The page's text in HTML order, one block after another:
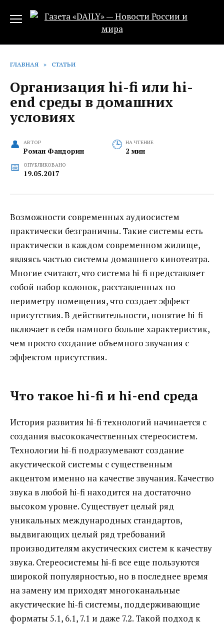
ГЛАВНАЯ » СТАТЬИ
Организация hi-fi или hi-
end среды в домашних
условиях
АВТОР
Роман Фандорин
НА ЧТЕНИЕ
2 мин
ОПУБЛИКОВАНО
19.05.2017
Возможности современных аудиосистем
практически безграничны. Такие системы есть
практически в каждом современном жилище,
являясь частью системы домашнего кинотеатра.
Многие считают, что система hi-fi представляет
собой набор колонок, расставленных по
периметру помещения, что создает эффект
присутствия. В действительности, понятие hi-fi
включает в себя намного больше характеристик,
чем просто создание объемного звучания с
эффектом присутствия.
Что такое hi-fi и hi-end среда
История развития hi-fi технологий начинается с
создания высококачественных стереосистем.
Технологии hi-fi подразумевают создание
акустической системы с существенным
акцентом именно на качестве звучания. Качество
звука в любой hi-fi находится на достаточно
высоком уровне. Существует целый ряд
уникальных международных стандартов,
выдвигающих целый ряд требований
производителям акустических систем к качеству
звука. Стереосистемы hi-fi все еще пользуются
широкой популярностью, но в последнее время
на замену им приходят многоканальные
акустические hi-fi системы, поддерживающие
форматы 5.1, 6.1, 7.1 и даже 7.2. Такой подход к